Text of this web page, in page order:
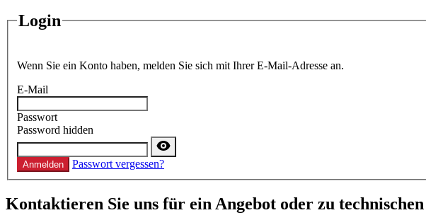
Login
Wenn Sie ein Konto haben, melden Sie sich mit Ihrer E-Mail-Adresse an.
E-Mail
Passwort
Password hidden
Anmelden Passwort vergessen?
Kontaktieren Sie uns für ein Angebot oder zu